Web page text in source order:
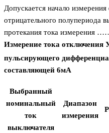
Допускается начало
отрицательного полупериода
протекания тока
Измерение тока отключения
пульсирующего
составляющей 6мA
Выбранный
номинальный
ток
выключателя
Диапазон
измерения